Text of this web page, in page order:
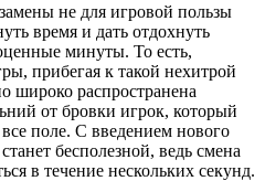
не для игровой пользы
время и дать отдохнуть
минуты. То есть,
прибегая к такой нехитрой
широко распространена
от бровки игрок, который
поле. С введением нового
бесполезной, ведь смена
в течение нескольких секунд.